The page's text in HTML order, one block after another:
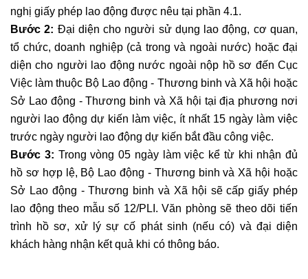
nghị giấy phép lao động được nêu tại phần 4.1.
Bước 2: Đại diện cho người sử dụng lao động, cơ quan,
tổ chức, doanh nghiệp (cả trong và ngoài nước) hoặc đại
diện cho người lao động nước ngoài nộp hồ sơ đến Cục
Việc làm thuộc Bộ Lao động - Thương binh và Xã hội hoặc
Sở Lao động - Thương binh và Xã hội tại địa phương nơi
người lao động dự kiến làm việc, ít nhất 15 ngày làm việc
trước ngày người lao động dự kiến bắt đầu công việc.
Bước 3: Trong vòng 05 ngày làm việc kể từ khi nhận đủ
hồ sơ hợp lệ, Bộ Lao động - Thương binh và Xã hội hoặc
Sở Lao động - Thương binh và Xã hội sẽ cấp giấy phép
lao động theo mẫu số 12/PLI. Văn phòng sẽ theo dõi tiến
trình hồ sơ, xử lý sự cố phát sinh (nếu có) và đại diện
khách hàng nhận kết quả khi có thông báo.